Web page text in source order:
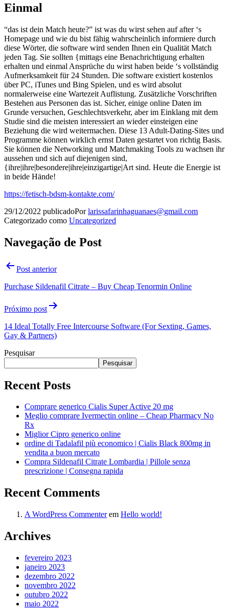
Einmal
“das ist dein Match heute?” ist was du wirst sehen auf after ‘s
Homepage und wie du bist fähig wahrscheinlich informiere durch
diese Wörter, die software wird senden Ihnen ein Qualität Match
jeden Tag. Sie sollten {mittags eine Benachrichtigung erhalten
erhalten und einmal Ansprüche du wirst haben beide ‘s vollständig
Aufmerksamkeit für 24 Stunden. Die software existiert kostenlos
über PC, iTunes und Bing Spielen, und es wird absolut
normalerweise eine Wartezeit Auflistung. Zusätzliche Vorschriften
Bestehen aus Personen das ist. Sicher, einige online Daten im
Grunde versuchen, Geschlechtsverkehr, aber im Einklang mit dem
Studie sind die meisten interessiert an wieder einsteigen eine
Beziehung die wird weitermachen. Diese 13 Adult-Dating-Sites und
Programme können wirklich ernst Daten gestartet von richtig Basis.
Sie können die Networking und Matchmaking Tools zu wachsen ihr
aussehen und sich auf diejenigen sind,
{ihre|ihre|besondere|ihre|einzigartige|Art sind. Heute die Energie ist
in beide Hände!
https://fetisch-bdsm-kontakte.com/
29/12/2022 publicadoPorlarissafarinhaguanaes@gmail.com
Categorizado como Uncategorized
Navegação de Post
Post anterior
Purchase Sildenafil Citrate – Buy Cheap Tenormin Online
Próximo post
14 Ideal Totally Free Intercourse Software (For Sexting, Games,
Gay & Partners)
Pesquisar
Pesquisar
Recent Posts
Comprare generico Cialis Super Active 20 mg
Meglio comprare Ivermectin online – Cheap Pharmacy No
Rx
Miglior Cipro generico online
ordine di Tadalafil più economico | Cialis Black 800mg in
vendita a buon mercato
Compra Sildenafil Citrate Lombardia | Pillole senza
prescrizione | Consegna rapida
Recent Comments
A WordPress Commenterem Hello world!
Archives
fevereiro 2023
janeiro 2023
dezembro 2022
novembro 2022
outubro 2022
maio 2022